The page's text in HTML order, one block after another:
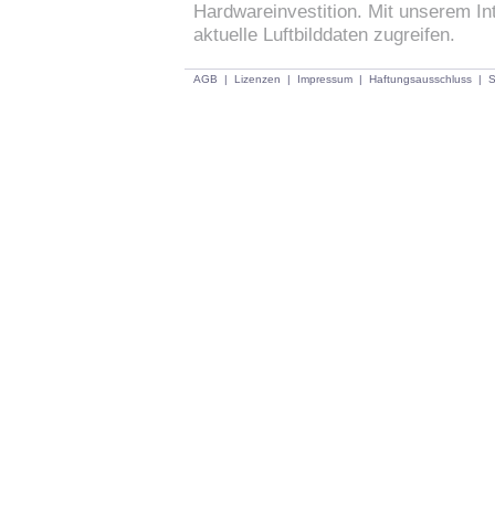
Hardwareinvestition. Mit unserem
aktuelle Luftbilddaten zugreifen.
AGB | Lizenzen | Impressum | Haftungsausschluss |